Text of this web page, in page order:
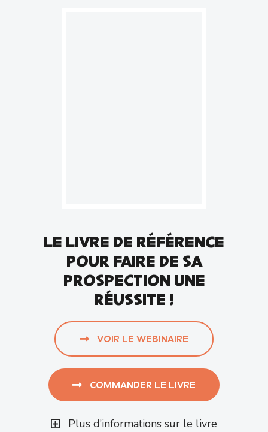
LE LIVRE DE RÉFÉRENCE
POUR FAIRE DE SA
PROSPECTION UNE
RÉUSSITE !
VOIR LE WEBINAIRE
COMMANDER LE LIVRE
Plus d’informations sur le livre